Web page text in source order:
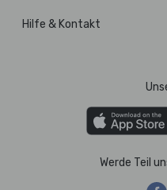
Hilfe & Kontakt
Werde Teil